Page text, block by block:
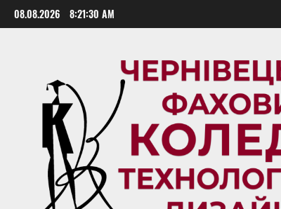
Skip
to
08.08.2026 8:21:31 AM